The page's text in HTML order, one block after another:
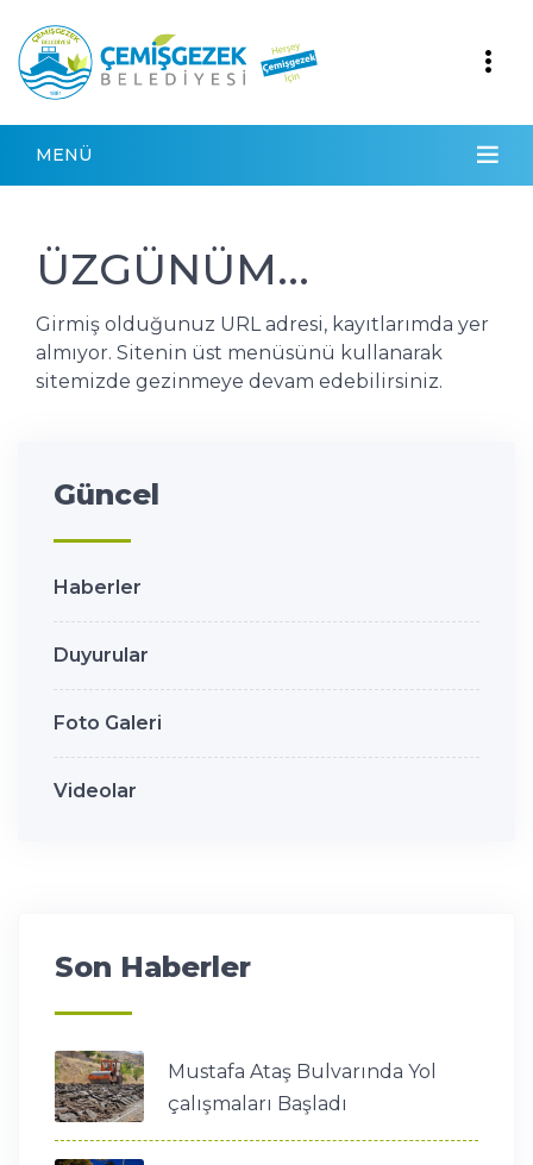
MENÜ
ÜZGÜNÜM...
Girmiş olduğunuz URL adresi, kayıtlarımda yer
almıyor. Sitenin üst menüsünü kullanarak
sitemizde gezinmeye devam edebilirsiniz.
Güncel
Haberler
Duyurular
Foto Galeri
Videolar
Son Haberler
Mustafa Ataş Bulvarında Yol
çalışmaları Başladı